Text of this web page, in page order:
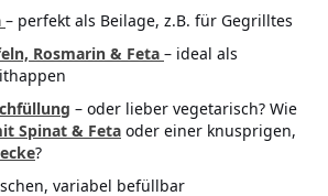
– perfekt als Beilage, z.B. für Gegrilltes
Rosmarin & Feta – ideal als
– oder lieber vegetarisch? Wie
Spinat & Feta oder einer knusprigen,
?
variabel befüllbar